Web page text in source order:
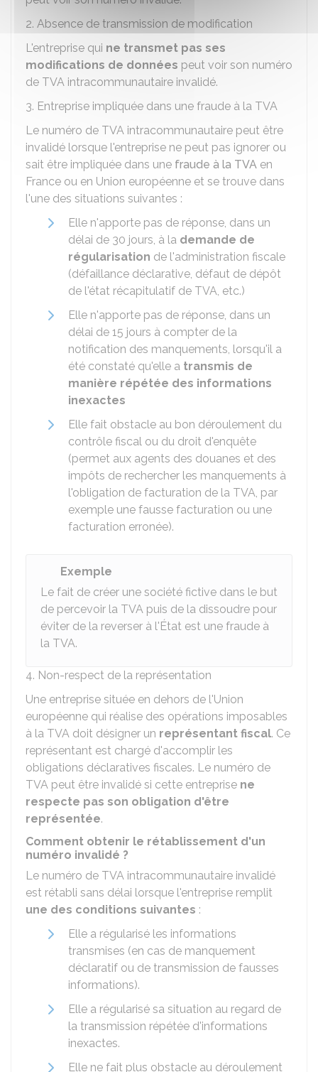
2. Absence de transmission de modification
L'entreprise qui ne transmet pas ses
modifications de données peut voir son numéro
de TVA intracommunautaire invalidé.
3. Entreprise impliquée dans une fraude à la TVA
Le numéro de TVA intracommunautaire peut être
invalidé lorsque l'entreprise ne peut pas ignorer ou
sait être impliquée dans une fraude à la TVA en
France ou en Union européenne et se trouve dans
l'une des situations suivantes :
Elle n'apporte pas de réponse, dans un
délai de 30 jours, à la demande de
régularisation de l'administration fiscale
(défaillance déclarative, défaut de dépôt
de l'état récapitulatif de TVA, etc.)
Elle n'apporte pas de réponse, dans un
délai de 15 jours à compter de la
notification des manquements, lorsqu'il a
été constaté qu'elle a transmis de
manière répétée des informations
inexactes
Elle fait obstacle au bon déroulement du
contrôle fiscal ou du droit d'enquête
(permet aux agents des douanes et des
impôts de rechercher les manquements à
l'obligation de facturation de la TVA, par
exemple une fausse facturation ou une
facturation erronée).
Exemple
Le fait de créer une société fictive dans le but
de percevoir la TVA puis de la dissoudre pour
éviter de la reverser à l'État est une fraude à
la TVA.
4. Non-respect de la représentation
Une entreprise située en dehors de l'Union
européenne qui réalise des opérations imposables
à la TVA doit désigner un représentant fiscal. Ce
représentant est chargé d'accomplir les
obligations déclaratives fiscales. Le numéro de
TVA peut être invalidé si cette entreprise ne
respecte pas son obligation d'être
représentée.
Comment obtenir le rétablissement d'un
numéro invalidé ?
Le numéro de TVA intracommunautaire invalidé
est rétabli sans délai lorsque l'entreprise remplit
une des conditions suivantes :
Elle a régularisé les informations
transmises (en cas de manquement
déclaratif ou de transmission de fausses
informations).
Elle a régularisé sa situation au regard de
la transmission répétée d'informations
inexactes.
Elle ne fait plus obstacle au déroulement